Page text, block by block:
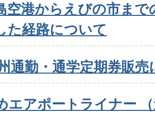
空港からえびの市まで
た経路について
通勤・通学定期券販売
エアポートライナー